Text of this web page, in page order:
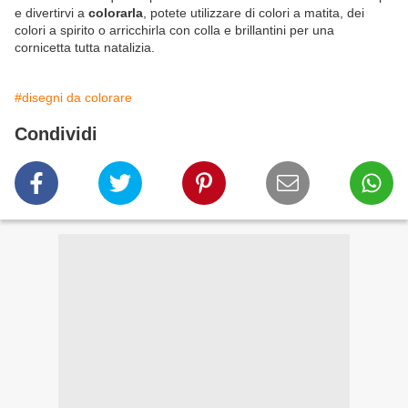
e divertirvi a colorarla , potete utilizzare di colori a matita, dei
colori a spirito o arricchirla con colla e brillantini per una
cornicetta tutta natalizia.
#disegni da colorare
Condividi